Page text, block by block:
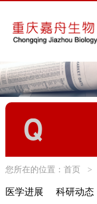
您所在的位置： 首页>
医学进展 科研动态